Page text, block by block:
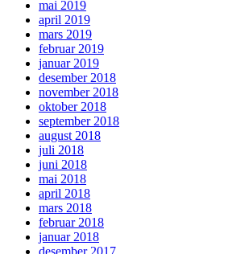
mai 2019
april 2019
mars 2019
februar 2019
januar 2019
desember 2018
november 2018
oktober 2018
september 2018
august 2018
juli 2018
juni 2018
mai 2018
april 2018
mars 2018
februar 2018
januar 2018